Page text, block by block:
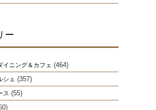
ー
イニング＆カフェ (464)
シェ (357)
ス (55)